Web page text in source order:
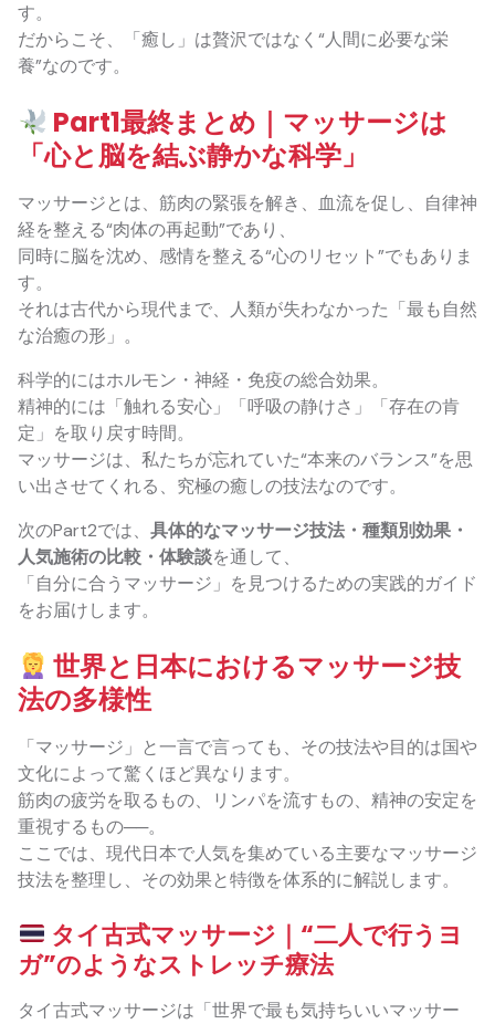
す。
だからこそ、「癒し」は贅沢ではなく“人間に必要な栄
養”なのです。
Part1最終まとめ｜マッサージは
「心と脳を結ぶ静かな科学」
マッサージとは、筋肉の緊張を解き、血流を促し、自律神
経を整える“肉体の再起動”であり、
同時に脳を沈め、感情を整える“心のリセット”でもありま
す。
それは古代から現代まで、人類が失わなかった「最も自然
な治癒の形」。
科学的にはホルモン・神経・免疫の総合効果。
精神的には「触れる安心」「呼吸の静けさ」「存在の肯
定」を取り戻す時間。
マッサージは、私たちが忘れていた“本来のバランス”を思
い出させてくれる、究極の癒しの技法なのです。
次のPart2では、 具体的なマッサージ技法・種類別効果・
人気施術の比較・体験談を通して、
「自分に合うマッサージ」を見つけるための実践的ガイド
をお届けします。
世界と日本におけるマッサージ技
法の多様性
「マッサージ」と一言で言っても、その技法や目的は国や
文化によって驚くほど異なります。
筋肉の疲労を取るもの、リンパを流すもの、精神の安定を
重視するもの──。
ここでは、現代日本で人気を集めている主要なマッサージ
技法を整理し、その効果と特徴を体系的に解説します。
タイ古式マッサージ｜“二人で行うヨ
ガ”のようなストレッチ療法
タイ古式マッサージは「世界で最も気持ちいいマッサー